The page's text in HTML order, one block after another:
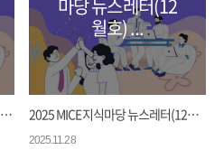
2026 MICE지식마당 뉴스레터(1월호) V...
마당 뉴스레터(12
월호) ...
2025 MICE지식마당 뉴스레터(12월호) ...
2025.11.28